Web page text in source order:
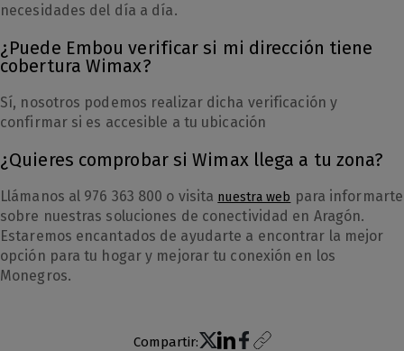
necesidades del día a día.
¿Puede Embou verificar si mi dirección tiene
cobertura Wimax?
Sí, nosotros podemos realizar dicha verificación y
confirmar si es accesible a tu ubicación
¿Quieres comprobar si Wimax llega a tu zona?
Llámanos al 976 363 800 o visita nuestra web para informarte
sobre nuestras soluciones de conectividad en Aragón.
Estaremos encantados de ayudarte a encontrar la mejor
opción para tu hogar y mejorar tu conexión en los
Monegros.
Compartir: